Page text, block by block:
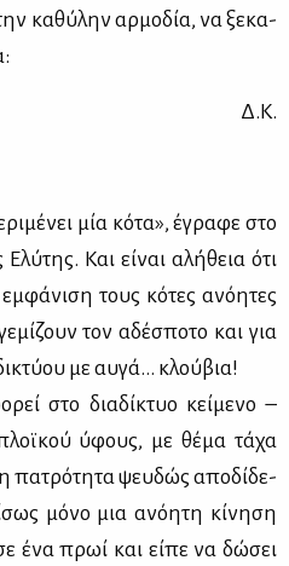
κα­θ᾽ύ­λην αρ­μο­δία, να ξε­κα­
Δ.Κ.
μία κό­τα», έγρα­φε στο
Και εί­ναι αλή­θεια ότι
τους κό­τες ανό­η­τες
τον αδέ­σπο­το και για
με αυ­γά… κλού­βια!
στο δια­δί­κτυο κεί­με­νο –
ύφους, με θέ­μα τά­χα
πα­τρό­τη­τα ψευ­δώς απο­δί­δε­
μό­νο μια ανό­η­τη κί­νη­ση
ένα πρωί και εί­πε να δώ­σει